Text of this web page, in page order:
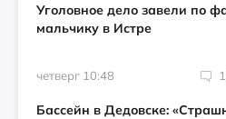
Уголовное дело завели по
мальчику в Истре
четверг 10:48
Бассейн в Дедовске: